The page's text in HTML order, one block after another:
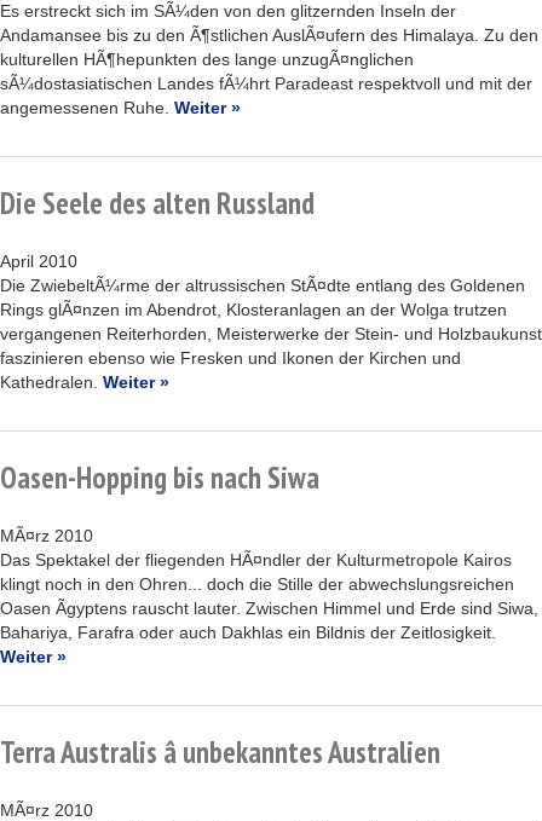
Es erstreckt sich im SÃ¼den von den glitzernden Inseln der
Andamansee bis zu den Ã¶stlichen AuslÃ¤ufern des Himalaya. Zu den
kulturellen HÃ¶hepunkten des lange unzugÃ¤nglichen
sÃ¼dostasiatischen Landes fÃ¼hrt Paradeast respektvoll und mit der
angemessenen Ruhe. Weiter »
Die Seele des alten Russland
April 2010
Die ZwiebeltÃ¼rme der altrussischen StÃ¤dte entlang des Goldenen
Rings glÃ¤nzen im Abendrot, Klosteranlagen an der Wolga trutzen
vergangenen Reiterhorden, Meisterwerke der Stein- und Holzbaukunst
faszinieren ebenso wie Fresken und Ikonen der Kirchen und
Kathedralen. Weiter »
Oasen-Hopping bis nach Siwa
MÃ¤rz 2010
Das Spektakel der fliegenden HÃ¤ndler der Kulturmetropole Kairos
klingt noch in den Ohren... doch die Stille der abwechslungsreichen
Oasen Ãgyptens rauscht lauter. Zwischen Himmel und Erde sind Siwa,
Bahariya, Farafra oder auch Dakhlas ein Bildnis der Zeitlosigkeit.
Weiter »
Terra Australis â unbekanntes Australien
MÃ¤rz 2010